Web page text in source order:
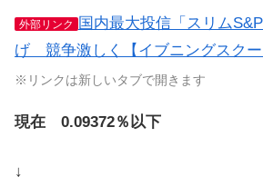
外部リンク
国内最大投信「スリム
げ 競争激しく【イブニングスクー
※リンクは新しいタブで開きます
現在 0.09372％以下
↓